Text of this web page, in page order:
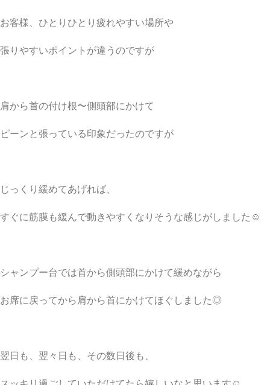
お客様、ひとりひとり疲れやすい場所や
張りやすいポイントが違うのですが
肩から首の付け根〜側頭部にかけて
ピーンと張っている印象だったのですが
じっくり緩めてあげれば、
すぐに筋膜も緩んで動きやすくなりそうな感じがしました☺︎
シャンプー台では首から側頭部にかけて緩めながら
お席に戻ってから肩から首にかけてほぐしました◎
翌日も、翌々日も、その数日後も、